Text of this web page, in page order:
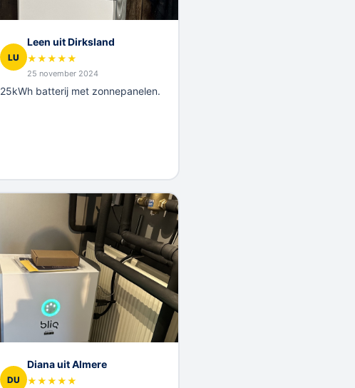
LU
Leen uit Dirksland
★★★★★
25 november 2024
25kWh batterij met zonnepanelen.
DU
Diana uit Almere
★★★★★